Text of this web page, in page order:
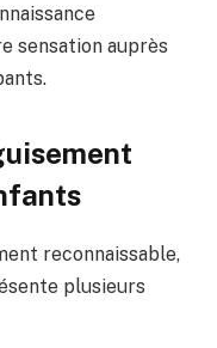
sensation auprès
reconnaissable,
plusieurs